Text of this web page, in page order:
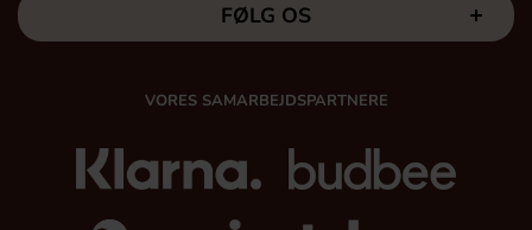
FØLG OS
VORES SAMARBEJDSPARTNERE